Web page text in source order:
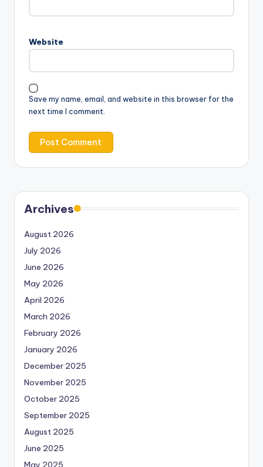
Website
Save my name, email, and website in this browser for the
next time I comment.
Archives
August 2026
July 2026
June 2026
May 2026
April 2026
March 2026
February 2026
January 2026
December 2025
November 2025
October 2025
September 2025
August 2025
June 2025
May 2025